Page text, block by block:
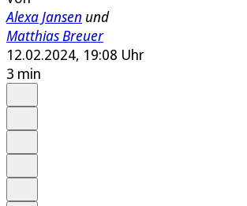
Alexa Jansen und
Matthias Breuer
12.02.2024, 19:08 Uhr
3 min